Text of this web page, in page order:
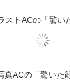
ストACの「驚い
真ACの「驚いた